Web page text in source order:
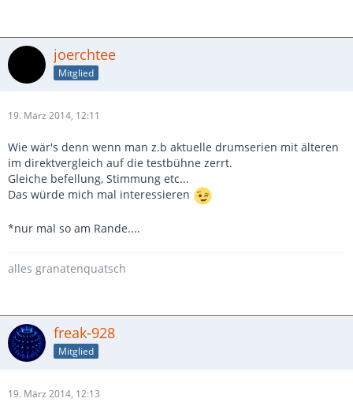
joerchtee
Mitglied
19. März 2014, 12:11
Wie wär's denn wenn man z.b aktuelle drumserien mit älteren
im direktvergleich auf die testbühne zerrt.
Gleiche befellung, Stimmung etc...
Das würde mich mal interessieren
*nur mal so am Rande....
alles granatenquatsch
freak-928
Mitglied
19. März 2014, 12:13